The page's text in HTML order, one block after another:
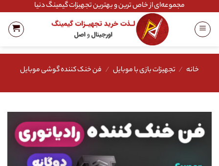
content
مجموعه‌ای از خاص ترین و بهترین تجهیزات گیمینگ دنیا
خانه / تجهیزات بازی با موبایل / فن خنک کننده گوشی موبایل